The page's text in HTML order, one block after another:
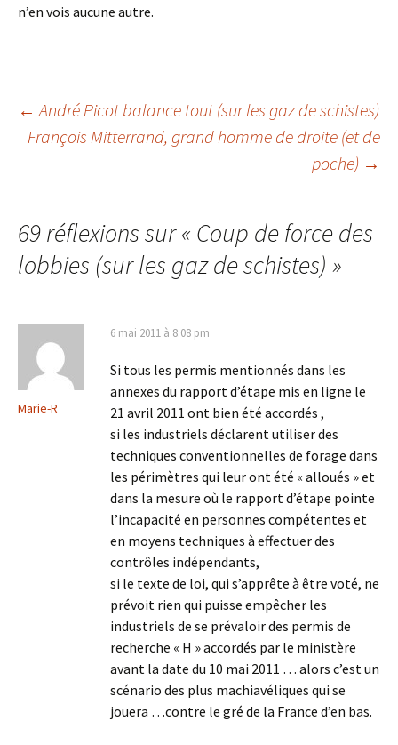
n’en vois aucune autre.
Navigation
articles
← André Picot balance tout (sur les gaz de schistes)
François Mitterrand, grand homme de droite (et de
poche) →
69 réflexions sur « Coup de force des
lobbies (sur les gaz de schistes) »
Marie-R
6 mai 2011 à 8:08 pm
Si tous les permis mentionnés dans les
annexes du rapport d’étape mis en ligne le
21 avril 2011 ont bien été accordés ,
si les industriels déclarent utiliser des
techniques conventionnelles de forage dans
les périmètres qui leur ont été « alloués » et
dans la mesure où le rapport d’étape pointe
l’incapacité en personnes compétentes et
en moyens techniques à effectuer des
contrôles indépendants,
si le texte de loi, qui s’apprête à être voté, ne
prévoit rien qui puisse empêcher les
industriels de se prévaloir des permis de
recherche « H » accordés par le ministère
avant la date du 10 mai 2011 … alors c’est un
scénario des plus machiavéliques qui se
jouera …contre le gré de la France d’en bas.